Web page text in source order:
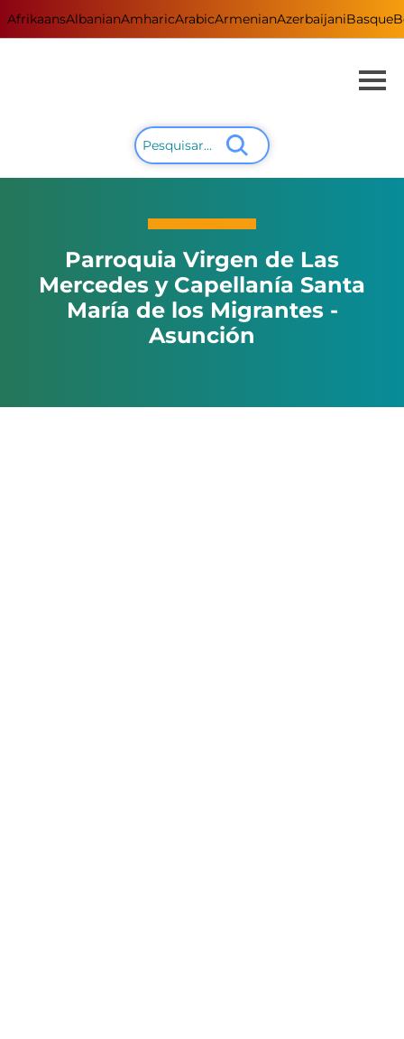
AfrikaansAlbanianAmharicArabicArmenianAzerbaijaniBasque
Parroquia Virgen de Las
Mercedes y Capellanía Santa
María de los Migrantes -
Asunción